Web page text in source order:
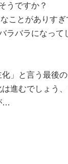
うですか？
ことがありすぎ
ラバラになって
」と言う最後
進むでしょう
…